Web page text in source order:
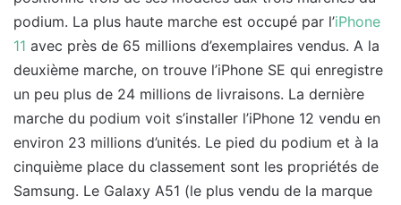
podium. La plus haute marche est occupé par l’iPhone
11 avec près de 65 millions d’exemplaires vendus. A la
deuxième marche, on trouve l’iPhone SE qui enregistre
un peu plus de 24 millions de livraisons. La dernière
marche du podium voit s’installer l’iPhone 12 vendu en
environ 23 millions d’unités. Le pied du podium et à la
cinquième place du classement sont les propriétés de
Samsung. Le Galaxy A51 (le plus vendu de la marque